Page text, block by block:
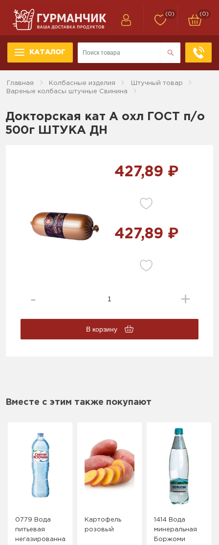
КАТАЛОГ
(0) (0)
Главная Колбасные изделия
Штучный товар
Вареные колбасы штучные Свинина
Докторская кат А охл ГОСТ п/о
500г ШТУКА ДН
427,89 ₽
427,89 ₽
В корзину
Вместе с этим также покупают
0779 Вода
питьевая
негазированная
Картофель
розовый
1414 Вода
минеральная
Боржоми